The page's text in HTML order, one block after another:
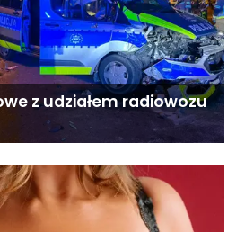
z udziałem radiowozu